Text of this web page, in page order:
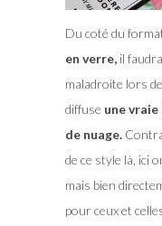
Du coté du
en verre,il
maladroite lors
diffuse une
de nuage.
de ce style là, ici
mais bien
pour ceux et